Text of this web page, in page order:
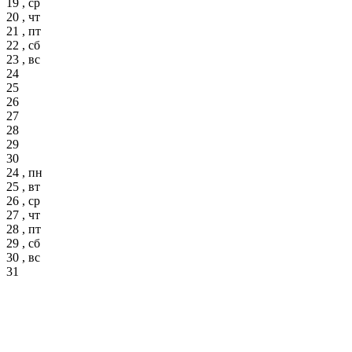
20 , чт
21 , пт
22 , сб
23 , вс
24
25
26
27
28
29
30
24 , пн
25 , вт
26 , ср
27 , чт
28 , пт
29 , сб
30 , вс
31